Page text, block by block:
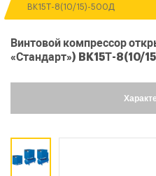
БРЕНДЫ
АКЦИИ
0 0
Коммерческий отдел:
+375 44788-40-13
+375 17
BK15Т-8(10/15)-500Д
Винтовой компрессор
«Стандарт») BK15Т-8(10/